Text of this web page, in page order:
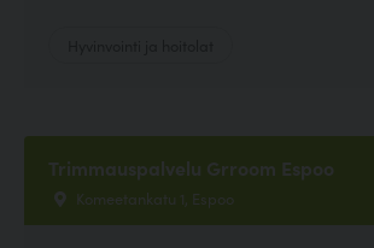
Trimmauspalvelu Grroom Espoo
Komeetankatu 1, Espoo